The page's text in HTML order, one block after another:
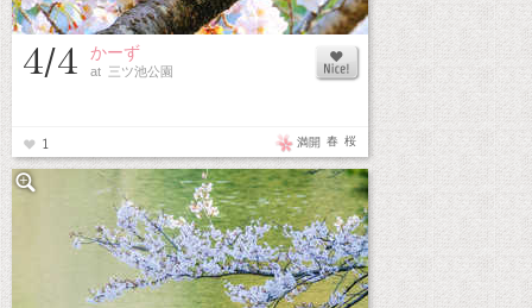
4/4 かーず
at 三ツ池公園
1 桜
春
満開